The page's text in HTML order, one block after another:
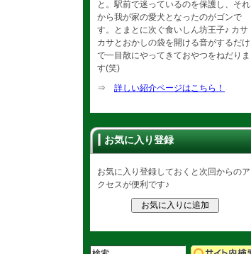
と。駅前で迷っているのを保護し、それ
から我が家の愛犬となったのがゴンで
す。とまとに次ぐ食いしん坊王子♪ カサ
カサとおかしの袋を開ける音がするだけ
で一目散にやってきておやつをねだりま
す(笑)
⇒ 詳しい紹介ページはこちら！
お気に入り登録
お気に入り登録しておくと次回からのア
クセスが便利です♪